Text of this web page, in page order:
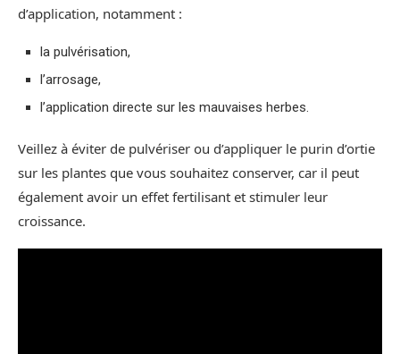
d’application, notamment :
la pulvérisation,
l’arrosage,
l’application directe sur les mauvaises herbes.
Veillez à éviter de pulvériser ou d’appliquer le purin d’ortie
sur les plantes que vous souhaitez conserver, car il peut
également avoir un effet fertilisant et stimuler leur
croissance.